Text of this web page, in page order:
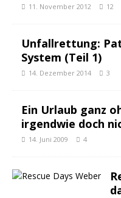
11. November 2012 12
Unfallrettung:
System (Teil 1)
14. Dezember 2014 3
Ein Urlaub ganz
irgendwie doch
14. Juni 2009 4